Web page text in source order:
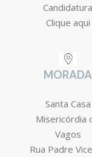
Candidatura
Clique aqui
MORADA
Santa Casa
Misericórdia
Vagos
Rua Padre